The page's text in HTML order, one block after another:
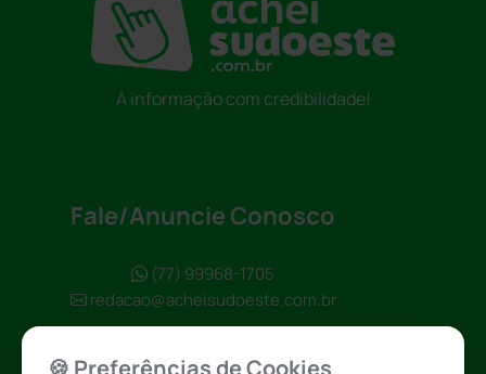
A informação com credibilidade!
Fale/Anuncie Conosco
(77) 99968-1705
redacao@acheisudoeste.com.br
🍪 Preferências de Cookies